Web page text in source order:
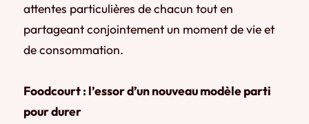
attentes particulières de chacun tout en
partageant conjointement un moment de vie et
de consommation.
Foodcourt : l’essor d’un nouveau modèle parti
pour durer